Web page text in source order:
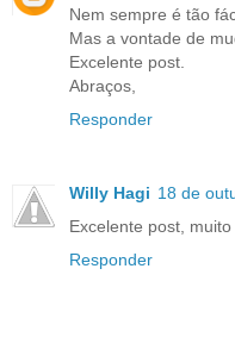
Nem sempre é tão
Mas a vontade de
Excelente post.
Abraços,
Responder
Willy Hagi 18 de
Excelente post,
Responder